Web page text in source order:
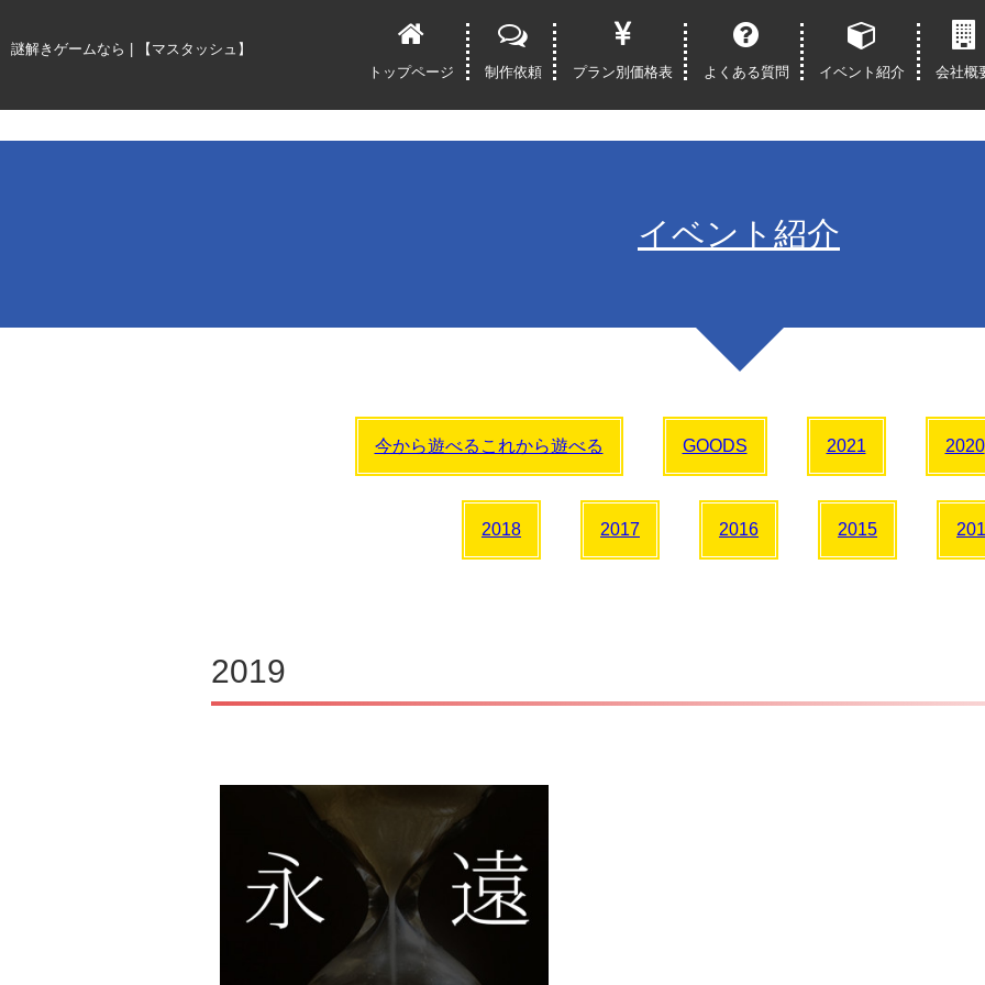
謎解きゲームなら | 【マスタッシュ】
トップページ
制作依頼 プラン別価格表 よくある質問 イベント紹介 会社概
イベント紹介
今から遊べるこれから遊べる GOODS 2021 2020
2018 2017 2016 2015
2019